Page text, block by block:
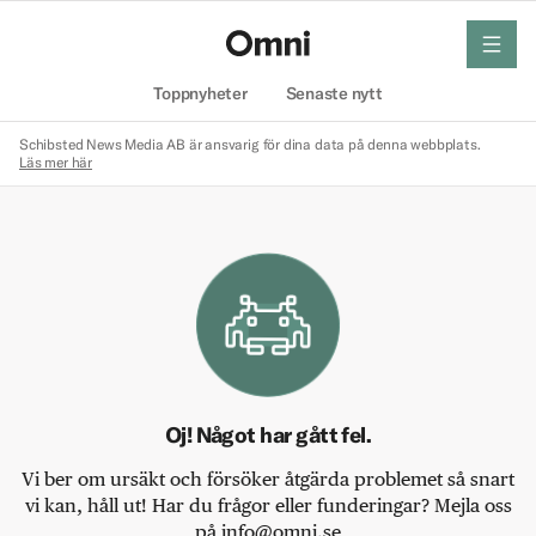
Toppnyheter Senaste nytt
meny
Schibsted News Media AB är ansvarig för dina data på denna webbplats.
Läs mer här
Oj! Något har gått fel.
Vi ber om ursäkt och försöker åtgärda problemet så snart
vi kan, håll ut! Har du frågor eller funderingar? Mejla oss